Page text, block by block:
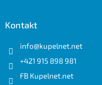
Kontakt
info@kupelnet.net
+421 915 898 981
FB Kupelnet.net